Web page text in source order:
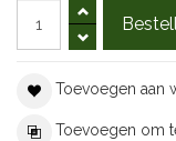
Toevoegen aan
Toevoegen om